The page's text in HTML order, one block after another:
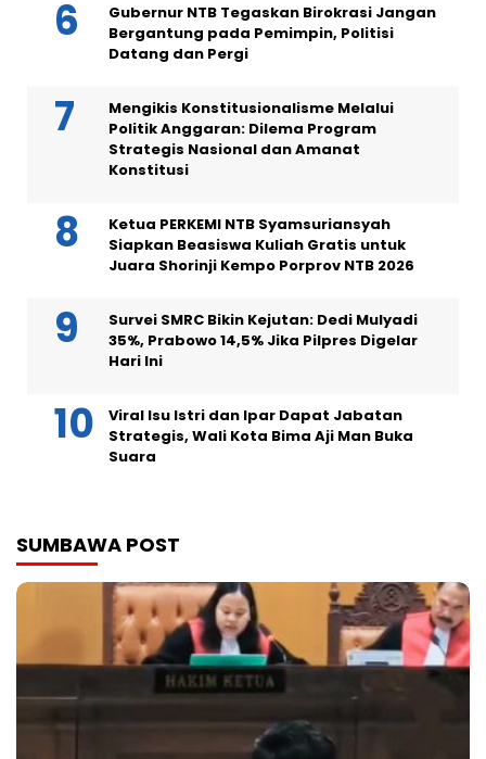
Gubernur NTB Tegaskan Birokrasi Jangan
Bergantung pada Pemimpin, Politisi
Datang dan Pergi
Mengikis Konstitusionalisme Melalui
Politik Anggaran: Dilema Program
Strategis Nasional dan Amanat
Konstitusi
Ketua PERKEMI NTB Syamsuriansyah
Siapkan Beasiswa Kuliah Gratis untuk
Juara Shorinji Kempo Porprov NTB 2026
Survei SMRC Bikin Kejutan: Dedi Mulyadi
35%, Prabowo 14,5% Jika Pilpres Digelar
Hari Ini
Viral Isu Istri dan Ipar Dapat Jabatan
Strategis, Wali Kota Bima Aji Man Buka
Suara
SUMBAWA POST